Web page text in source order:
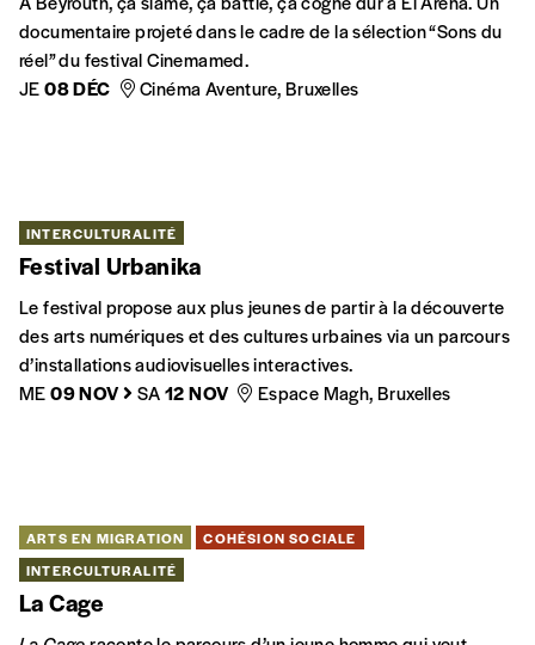
ARTS EN MIGRATION INTERCULTURALITÉ
vous invite à (re)découvrir son univers !
VE10 MAI Espace Magh, Bruxelles